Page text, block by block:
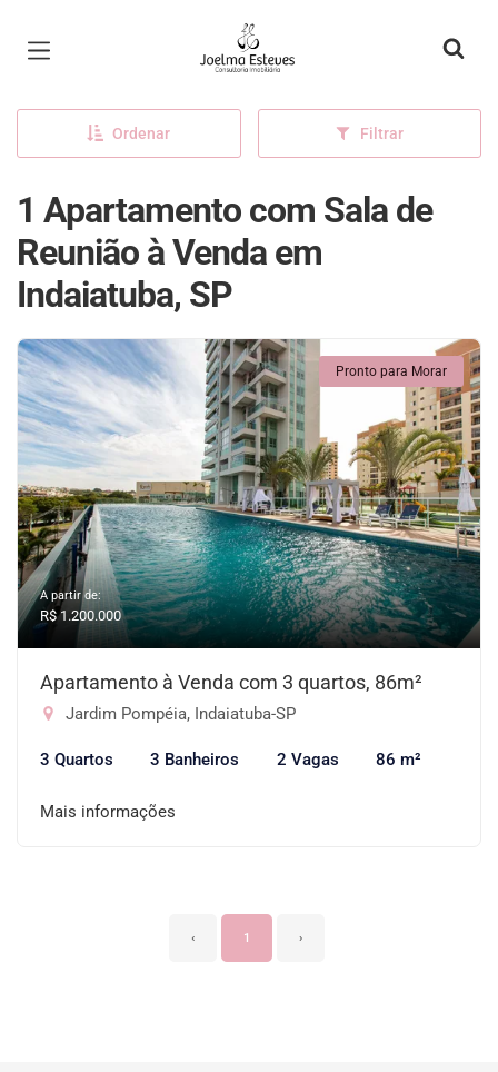
Página inicial
Ordenar Filtrar
1 Apartamento com Sala de
Reunião à Venda em
Indaiatuba, SP
Pronto para Morar
A partir de:
R$ 1.200.000
Apartamento à Venda com 3 quartos, 86m²
Jardim Pompéia, Indaiatuba-SP
3 Quartos 3 Banheiros 2 Vagas 86 m²
Mais informações
‹ 1 ›